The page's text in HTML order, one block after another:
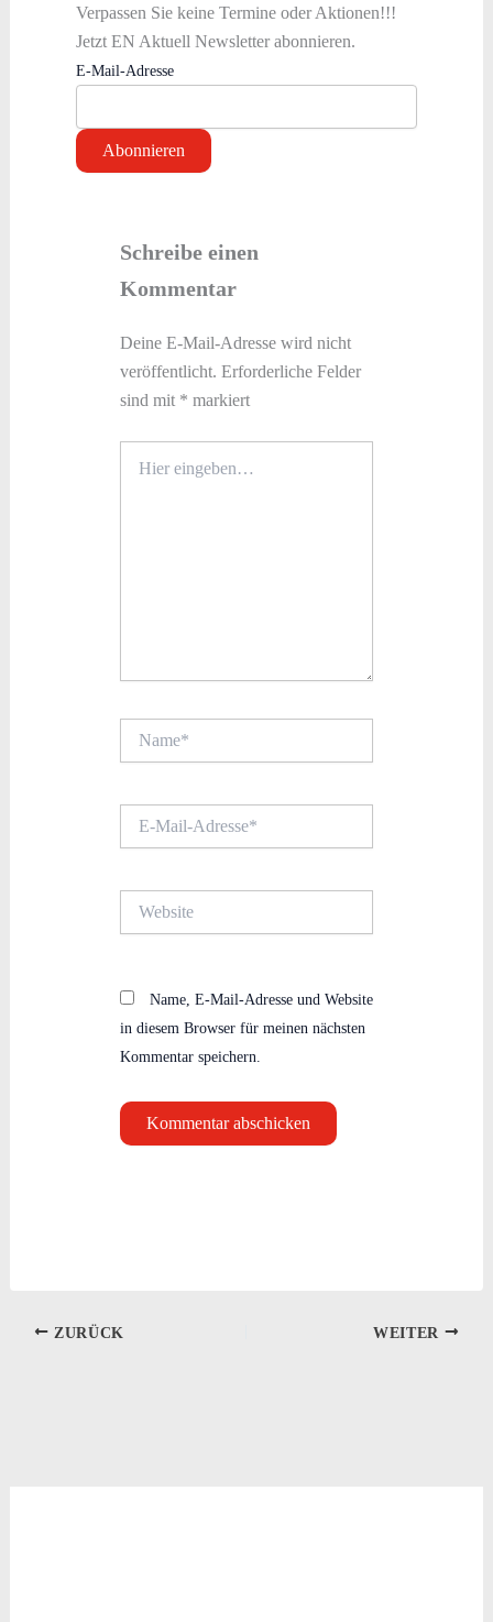
Verpassen Sie keine Termine oder Aktionen!!!
Jetzt EN Aktuell Newsletter abonnieren.
E-Mail-Adresse
Schreibe einen
Kommentar
Deine E-Mail-Adresse wird nicht
veröffentlicht. Erforderliche Felder
sind mit * markiert
eingeben…
Mail-
Name, E-Mail-Adresse und Website
in diesem Browser für meinen nächsten
Kommentar speichern.
ZURÜCK WEITER